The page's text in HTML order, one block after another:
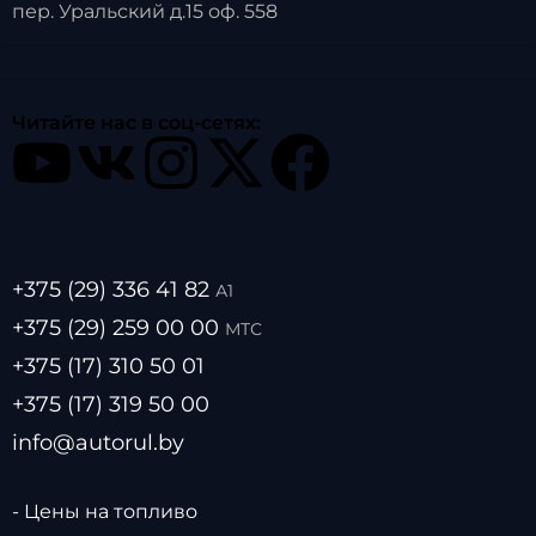
пер. Уральский д.15 оф. 558
Читайте нас в соц-сетях:
+375 (29) 336 41 82 А1
+375 (29) 259 00 00 МТС
+375 (17) 310 50 01
+375 (17) 319 50 00
info@autorul.by
- Цены на топливо